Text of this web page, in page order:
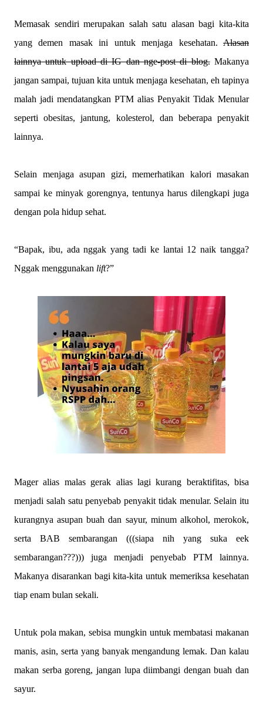
Memasak sendiri merupakan salah satu alasan bagi kita-kita
yang demen masak ini untuk menjaga kesehatan. Alasan
lainnya untuk upload di IG dan nge-post di blog.Makanya
jangan sampai, tujuan kita untuk menjaga kesehatan, eh tapinya
malah jadi mendatangkan PTM alias Penyakit Tidak Menular
seperti obesitas, jantung, kolesterol, dan beberapa penyakit
lainnya.
Selain menjaga asupan gizi, memerhatikan kalori masakan
sampai ke minyak gorengnya, tentunya harus dilengkapi juga
dengan pola hidup sehat.
“Bapak, ibu, ada nggak yang tadi ke lantai 12 naik tangga?
Nggak menggunakan lift?”
Mager alias malas gerak alias lagi kurang beraktifitas, bisa
menjadi salah satu penyebab penyakit tidak menular. Selain itu
kurangnya asupan buah dan sayur, minum alkohol, merokok,
serta BAB sembarangan (((siapa nih yang suka eek
sembarangan???))) juga menjadi penyebab PTM lainnya.
Makanya disarankan bagi kita-kita untuk memeriksa kesehatan
tiap enam bulan sekali.
Untuk pola makan, sebisa mungkin untuk membatasi makanan
manis, asin, serta yang banyak mengandung lemak. Dan kalau
makan serba goreng, jangan lupa diimbangi dengan buah dan
sayur.